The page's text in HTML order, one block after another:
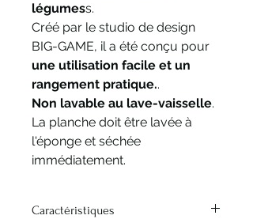
légumess.
Créé par le studio de design
BIG-GAME, il a été conçu pour
une utilisation facile et un
rangement pratique..
Non lavable au lave-vaisselle.
La planche doit être lavée à
l'éponge et séchée
immédiatement.
Caractéristiques